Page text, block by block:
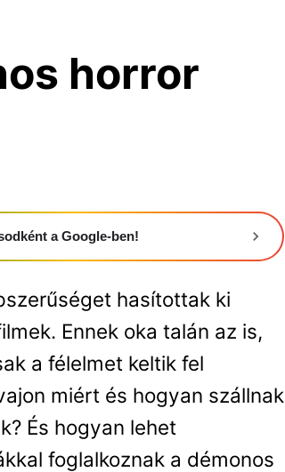
horror
a Google-ben!
hasítottak ki
Ennek oka talán az is,
a félelmet keltik fel
miért és hogyan szállnak
És hogyan lehet
foglalkoznak a démonos